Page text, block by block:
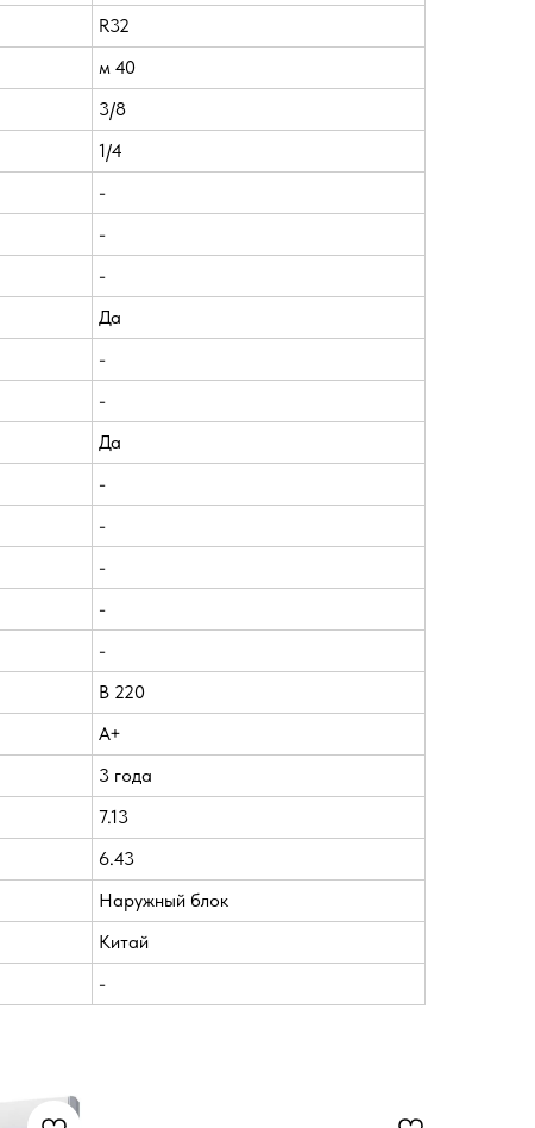
R32
м 40
3/8
1/4
-
-
-
Да
-
-
Да
-
-
-
-
-
В 220
A+
3 года
7.13
6.43
Наружный блок
Китай
-